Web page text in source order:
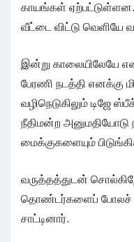
காயங்கள்
வீட்டை விட்டு வெளியே
இன்று காலையிலேயே
பேரணி நடத்தி எனக்கு
வழிநெடுகிலும் டிஜே
நீதிமன்ற
மைக்குகளையும்
வருத்தத்துடன்
தொண்டர்களைப் போலச்
சாட்டினார்.